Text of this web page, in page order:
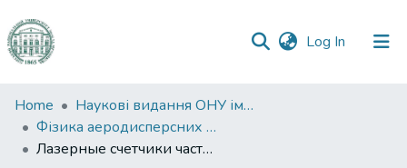
Log In (current)
Communities
&
Collections
Home
Наукові видання ОНУ імені І. І. Мечникова
Фізика аеродисперсних систем
Лазерные счетчики частиц аэрозоля для экологических измерений